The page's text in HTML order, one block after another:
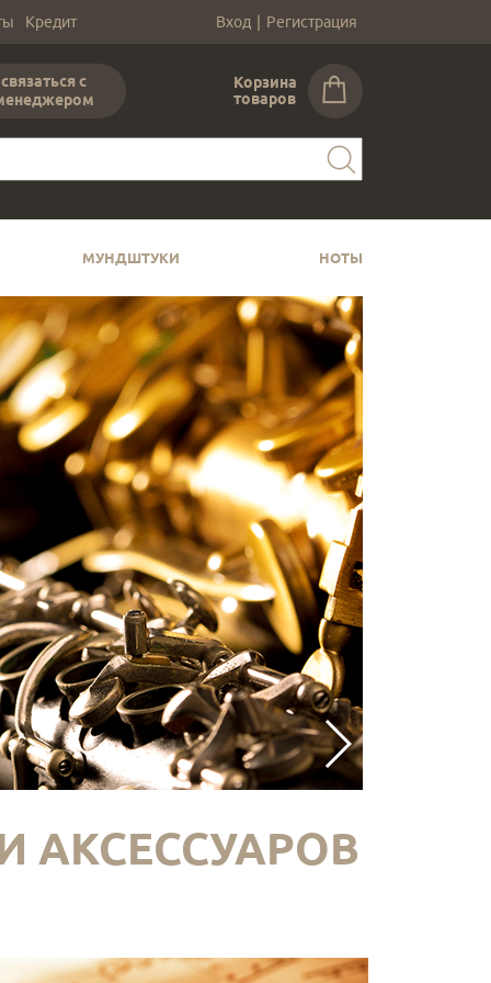
Кредит Вход | Регистрация
связаться с
Корзина
товаров
МУНДШТУКИ НОТЫ
АКСЕССУАРОВ